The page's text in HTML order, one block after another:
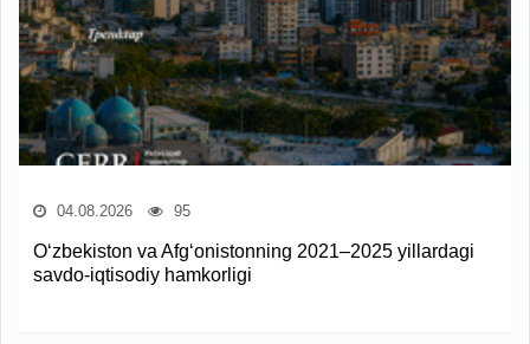
04.08.2026 95
O‘zbekiston va Afg‘onistonning 2021–2025 yillardagi
savdo-iqtisodiy hamkorligi